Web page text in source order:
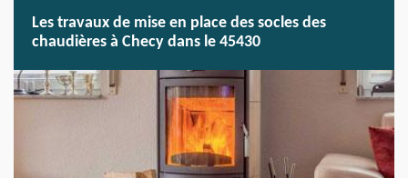
Les travaux de mise en place des socles des
chaudières à Checy dans le 45430